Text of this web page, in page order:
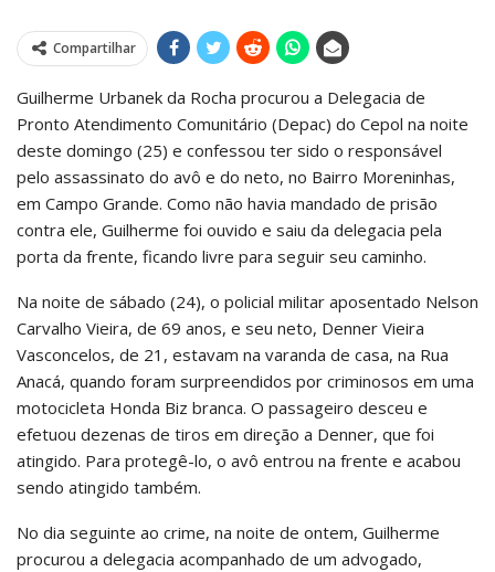
Compartilhar
Guilherme Urbanek da Rocha procurou a Delegacia de
Pronto Atendimento Comunitário (Depac) do Cepol na noite
deste domingo (25) e confessou ter sido o responsável
pelo assassinato do avô e do neto, no Bairro Moreninhas,
em Campo Grande. Como não havia mandado de prisão
contra ele, Guilherme foi ouvido e saiu da delegacia pela
porta da frente, ficando livre para seguir seu caminho.
Na noite de sábado (24), o policial militar aposentado Nelson
Carvalho Vieira, de 69 anos, e seu neto, Denner Vieira
Vasconcelos, de 21, estavam na varanda de casa, na Rua
Anacá, quando foram surpreendidos por criminosos em uma
motocicleta Honda Biz branca. O passageiro desceu e
efetuou dezenas de tiros em direção a Denner, que foi
atingido. Para protegê-lo, o avô entrou na frente e acabou
sendo atingido também.
No dia seguinte ao crime, na noite de ontem, Guilherme
procurou a delegacia acompanhado de um advogado,